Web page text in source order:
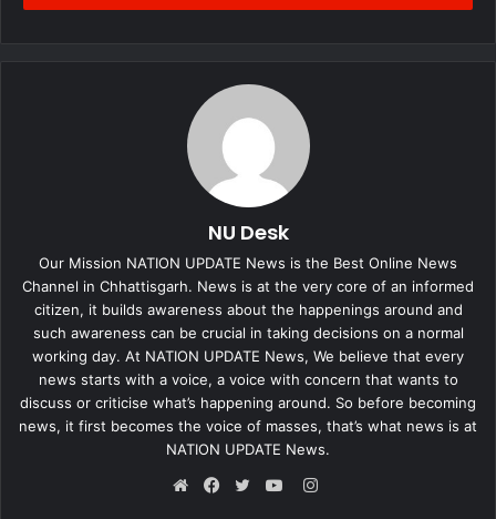
टीकाराम साहू, मेघुराम साहू उपस्थित हुए। कार्यक्रम का संचालन राजकुमार राठी व
आभार प्रदर्शन खेम सेन ने किया।
NU Desk
Our Mission NATION UPDATE News is the Best Online News
Channel in Chhattisgarh. News is at the very core of an informed
citizen, it builds awareness about the happenings around and
such awareness can be crucial in taking decisions on a normal
working day. At NATION UPDATE News, We believe that every
news starts with a voice, a voice with concern that wants to
discuss or criticise what’s happening around. So before becoming
news, it first becomes the voice of masses, that’s what news is at
NATION UPDATE News.
Instagram